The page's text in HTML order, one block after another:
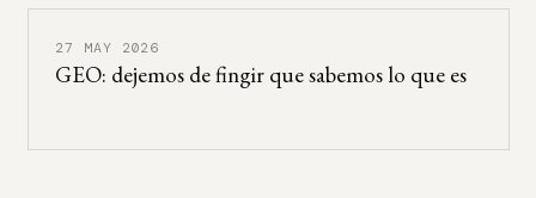
27 MAY 2026
GEO: dejemos de fingir que sabemos lo que es